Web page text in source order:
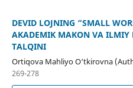
DEVID LOJNING “SMALL
AKADEMIK MAKON VA ILMIY
TALQINI
Ortiqova Mahliyo O‘tkirovna
269-278